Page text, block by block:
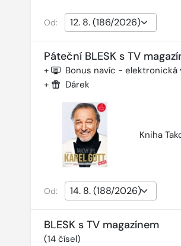
Od:
Páteční BLESK s TV
+ Bonus navíc - elektronická
+ Dárek
Kniha
Od:
BLESK s TV magazínem
(14čísel)